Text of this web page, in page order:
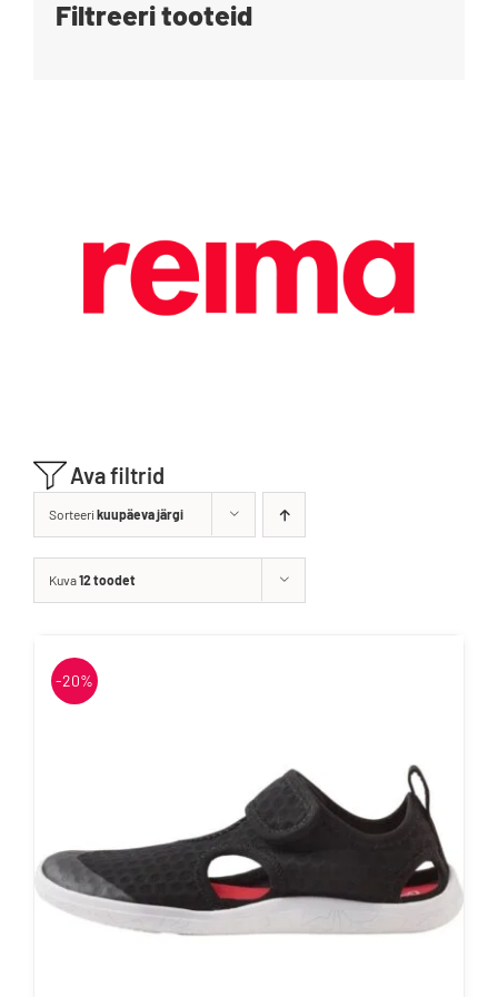
Ava filtrid
Sorteeri kuupäeva järgi
Kuva12 toodet
-20%
Filtreeri tooteid